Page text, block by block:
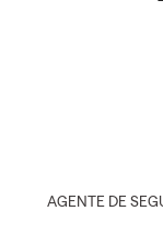
AGENTE DE